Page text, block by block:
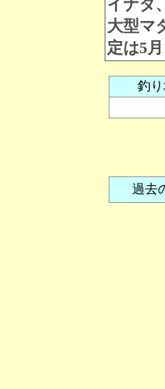
イナダ
大型マ
定は5
釣
過去